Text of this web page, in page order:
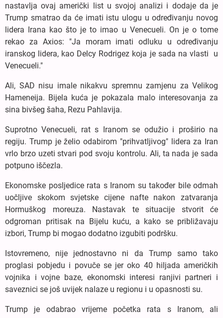
nastavlja ovaj američki list u svojoj analizi i dodaje da je
Trump smatrao da će imati istu ulogu u određivanju novog
lidera Irana kao što je to imao u Venecueli. On je o tome
rekao za Axios: "Ja moram imati odluku u određivanju
iranskog lidera, kao Delcy Rodrigez koja je sada na vlasti u
Venecueli."
Ali, SAD nisu imale nikakvu spremnu zamjenu za Velikog
Hameneija. Bijela kuća je pokazala malo interesovanja za
sina bivšeg šaha, Rezu Pahlavija.
Suprotno Venecueli, rat s Iranom se odužio i proširio na
regiju. Trump je želio odabirom "prihvatljivog" lidera za Iran
vrlo brzo uzeti stvari pod svoju kontrolu. Ali, ta nada je sada
potpuno iščezla.
Ekonomske posljedice rata s Iranom su također bile odmah
uočljive skokom svjetske cijene nafte nakon zatvaranja
Hormuškog moreuza. Nastavak te situacije stvorit će
odgroman pritisak na Bijelu kuću, a kako se približavaju
izbori, Trump bi mogao dodatno izgubiti podršku.
Istovremeno, nije jednostavno ni da Trump samo tako
proglasi pobjedu i povuče se jer oko 40 hiljada američkih
vojnika i vojne baze, ekonomski interesi ranjivi partneri i
saveznici se još uvijek nalaze u regionu i u opasnosti su.
Trump je odabrao vrijeme početka rata s Iranom, ali